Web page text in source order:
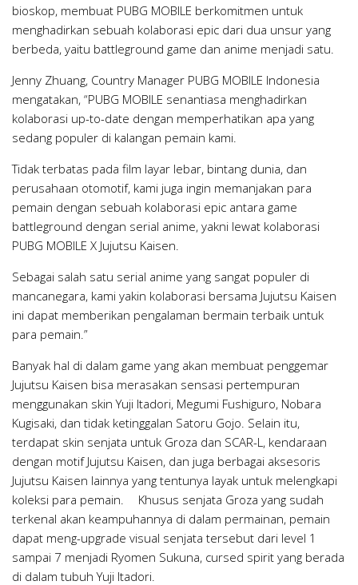
bioskop, membuat PUBG MOBILE berkomitmen untuk
menghadirkan sebuah kolaborasi epic dari dua unsur yang
berbeda, yaitu battleground game dan anime menjadi satu.
Jenny Zhuang, Country Manager PUBG MOBILE Indonesia
mengatakan, “PUBG MOBILE senantiasa menghadirkan
kolaborasi up-to-date dengan memperhatikan apa yang
sedang populer di kalangan pemain kami.
Tidak terbatas pada film layar lebar, bintang dunia, dan
perusahaan otomotif, kami juga ingin memanjakan para
pemain dengan sebuah kolaborasi epic antara game
battleground dengan serial anime, yakni lewat kolaborasi
PUBG MOBILE X Jujutsu Kaisen.
Sebagai salah satu serial anime yang sangat populer di
mancanegara, kami yakin kolaborasi bersama Jujutsu Kaisen
ini dapat memberikan pengalaman bermain terbaik untuk
para pemain.”
Banyak hal di dalam game yang akan membuat penggemar
Jujutsu Kaisen bisa merasakan sensasi pertempuran
menggunakan skin Yuji Itadori, Megumi Fushiguro, Nobara
Kugisaki, dan tidak ketinggalan Satoru Gojo. Selain itu,
terdapat skin senjata untuk Groza dan SCAR-L, kendaraan
dengan motif Jujutsu Kaisen, dan juga berbagai aksesoris
Jujutsu Kaisen lainnya yang tentunya layak untuk melengkapi
koleksi para pemain. Khusus senjata Groza yang sudah
terkenal akan keampuhannya di dalam permainan, pemain
dapat meng-upgrade visual senjata tersebut dari level 1
sampai 7 menjadi Ryomen Sukuna, cursed spirit yang berada
di dalam tubuh Yuji Itadori.